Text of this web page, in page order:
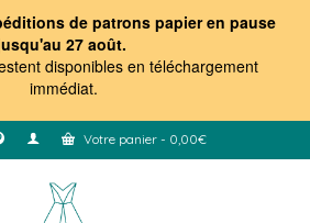
de patrons papier en pause
27 août.
disponibles en téléchargement
immédiat.
Votre panier - 0,00€